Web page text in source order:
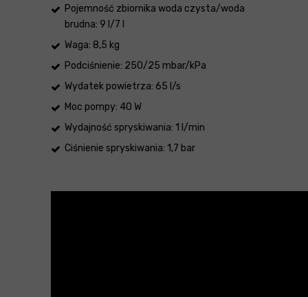
Pojemność zbiornika woda czysta/woda
brudna: 9 l/7 l
Waga: 8,5 kg
Podciśnienie: 250/25 mbar/kPa
Wydatek powietrza: 65 l/s
Moc pompy: 40 W
Wydajność spryskiwania: 1 l/min
Ciśnienie spryskiwania: 1,7 bar